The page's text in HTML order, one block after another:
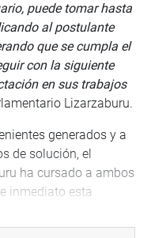
puede tomar hasta
al postulante
que se cumpla el
con la siguiente
en sus trabajos
Lizarzaburu.
generados y a
de solución, el
ha cursado a ambos
inmediato esta
con el objetivo